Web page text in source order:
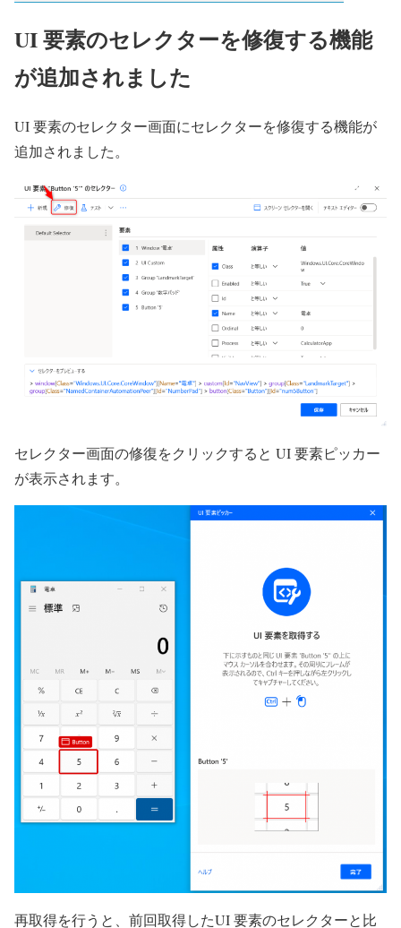
UI 要素のセレクターを修復する機能
が追加されました
UI 要素のセレクター画面にセレクターを修復する機能が
追加されました。
セレクター画面の修復をクリックすると UI 要素ピッカー
が表示されます。
再取得を行うと、前回取得したUI 要素のセレクターと比